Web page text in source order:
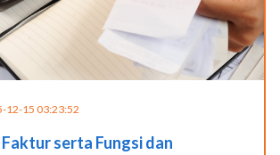
12-15 03:23:52
serta Fungsi dan